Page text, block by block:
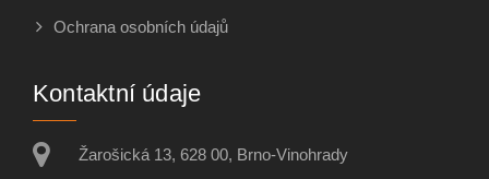
Ochrana osobních údajů
Kontaktní údaje
Žarošická 13, 628 00, Brno-Vinohrady